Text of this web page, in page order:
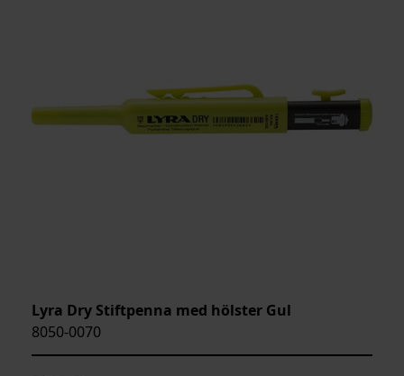
Lyra Dry Stiftpenna med hölster Gul
8050-0070